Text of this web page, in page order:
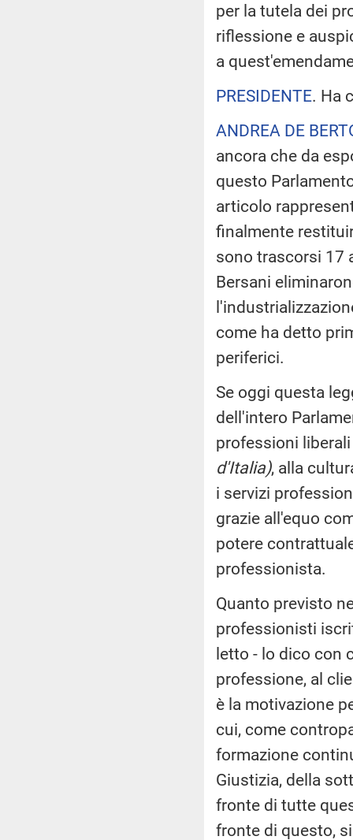
per la tutela dei
riflessione e
a
PRESIDENTE. Ha
ANDREA DE
ancora che da
questo
articolo
finalmente
sono trascorsi 17
Bersani
come ha detto
periferici.
Se oggi questa
dell'intero
professioni
d'Italia), alla
i servizi
grazie all'equo
potere
professionista.
Quanto previsto
professionisti
letto - lo dico con
professione, al
è la motivazione
cui, come
formazione
Giustizia, della
fronte di tutte
fronte di questo,